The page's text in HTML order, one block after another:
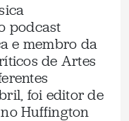
podcast
e membro da
de Artes
foi editor de
Huffington